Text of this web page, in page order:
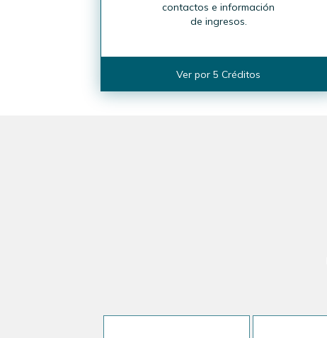
contactos e información
de ingresos.
Ver por 5 Créditos